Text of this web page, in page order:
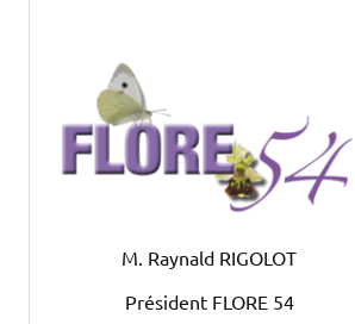
M. Raynald RIGOLOT
Président FLORE 54